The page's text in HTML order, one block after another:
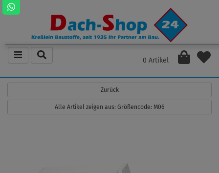
0 Artikel
Zurück
Alle Artikel zeigen aus: Größencode: M06